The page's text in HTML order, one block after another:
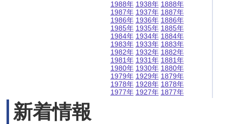
1988年
1987年
1986年
1985年
1984年
1983年
1982年
1981年
1980年
1979年
1978年
1977年
1938年
1937年
1936年
1935年
1934年
1933年
1932年
1931年
1930年
1929年
1928年
1927年
1888年
1887年
1886年
1885年
1884年
1883年
1882年
1881年
1880年
1879年
1878年
1877年
新着情報